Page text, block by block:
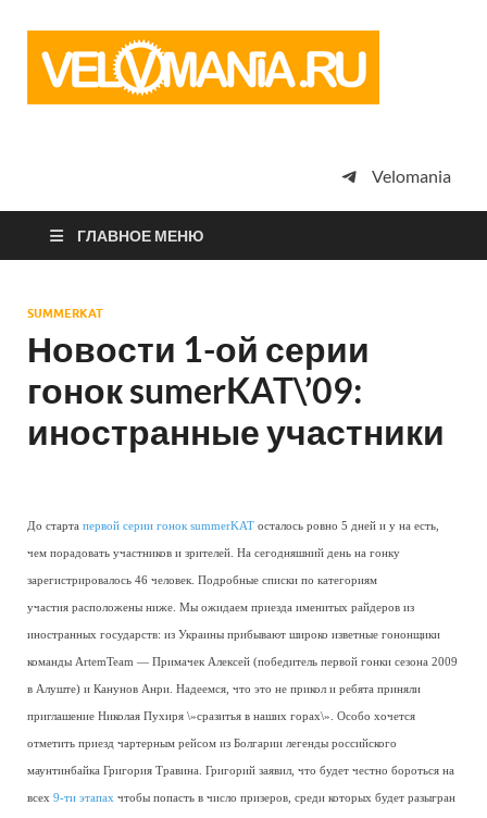
просто
Velomania
ГЛАВНОЕ МЕНЮ
SUMMERKAT
Новости 1-ой серии
гонок sumerKAT\’09:
иностранные участники
До старта первой серии гонок summerKAT осталось ровно 5 дней и у на есть,
чем порадовать участников и зрителей. На сегодняшний день на гонку
зарегистрировалось 46 человек. Подробные списки по категориям
участия расположены ниже. Мы ожидаем приезда именитых райдеров из
иностранных государств: из Украины прибывают широко изветные гононщики
команды ArtemTeam — Примачек Алексей (победитель первой гонки сезона 2009
в Алуште) и Канунов Анри. Надеемся, что это не прикол и ребята приняли
приглашение Николая Пухиря \»сразитья в наших горах\». Особо хочется
отметить приезд чартерным рейсом из Болгарии легенды российского
маунтинбайка Григория Травина. Григорий заявил, что будет честно бороться на
всех 9-ти этапах чтобы попасть в число призеров, среди которых будет разыгран